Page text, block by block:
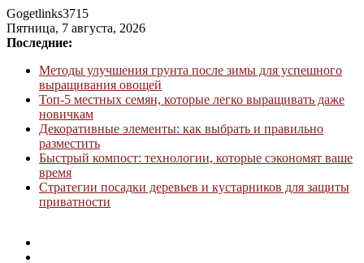
Gogetlinks3715
Пятница, 7 августа, 2026
Последние:
Методы улучшения грунта после зимы для успешного
выращивания овощей
Топ-5 местных семян, которые легко выращивать даже
новичкам
Декоративные элементы: как выбрать и правильно
разместить
Быстрый компост: технологии, которые сэкономят ваше
время
Стратегии посадки деревьев и кустарников для защиты
приватности